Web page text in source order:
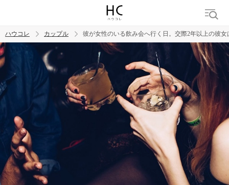
トレンド ワード
カップル デート エッチ セックス 長続き
ハウコレ カップル 彼が女性のいる飲み会へ行く日。交際2年以上の彼